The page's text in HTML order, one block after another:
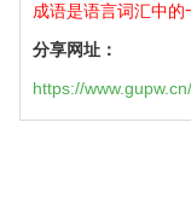
成语是语言词汇中的
分享网址：
https://